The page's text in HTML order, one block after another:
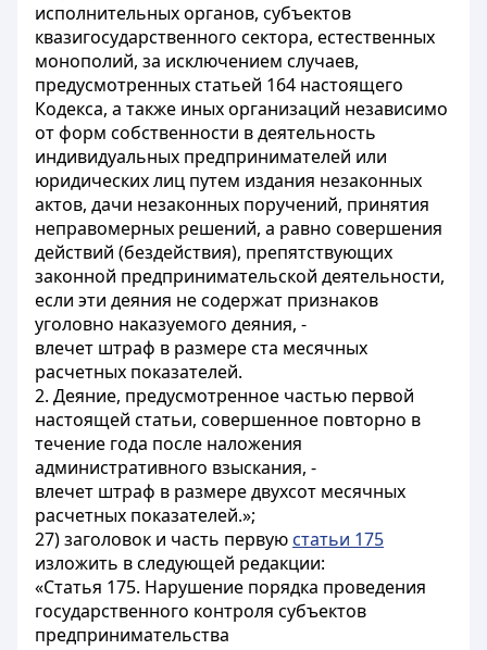
исполнительных органов, субъектов
квазигосударственного сектора, естественных
монополий, за исключением случаев,
предусмотренных статьей 164 настоящего
Кодекса, а также иных организаций независимо
от форм собственности в деятельность
индивидуальных предпринимателей или
юридических лиц путем издания незаконных
актов, дачи незаконных поручений, принятия
неправомерных решений, а равно совершения
действий (бездействия), препятствующих
законной предпринимательской деятельности,
если эти деяния не содержат признаков
уголовно наказуемого деяния, -
влечет штраф в размере ста месячных
расчетных показателей.
2. Деяние, предусмотренное частью первой
настоящей статьи, совершенное повторно в
течение года после наложения
административного взыскания, -
влечет штраф в размере двухсот месячных
расчетных показателей.»;
27) заголовок и часть первую статьи 175
изложить в следующей редакции:
«Статья 175. Нарушение порядка проведения
государственного контроля субъектов
предпринимательства